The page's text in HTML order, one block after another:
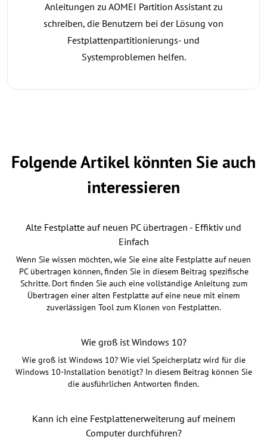
Anleitungen zu AOMEI Partition Assistant zu
schreiben, die Benutzern bei der Lösung von
Festplattenpartitionierungs- und
Systemproblemen helfen.
Folgende Artikel könnten Sie auch
interessieren
Alte Festplatte auf neuen PC übertragen - Effiktiv und
Einfach
Wenn Sie wissen möchten, wie Sie eine alte Festplatte auf neuen
PC übertragen können, finden Sie in diesem Beitrag spezifische
Schritte. Dort finden Sie auch eine vollständige Anleitung zum
Übertragen einer alten Festplatte auf eine neue mit einem
zuverlässigen Tool zum Klonen von Festplatten.
Wie groß ist Windows 10?
Wie groß ist Windows 10? Wie viel Speicherplatz wird für die
Windows 10-Installation benötigt? In diesem Beitrag können Sie
die ausführlichen Antworten finden.
Kann ich eine Festplattenerweiterung auf meinem
Computer durchführen?